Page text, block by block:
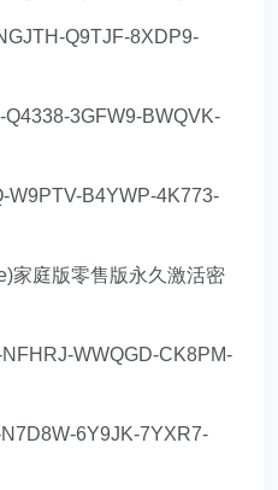
Q9TJF-8XDP9-
3GFW9-BWQVK-
W9PTV-B4YWP-4K773-
家庭版零售版永久激活密
WWQGD-CK8PM-
6Y9JK-7YXR7-